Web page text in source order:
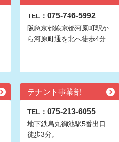
TEL： 075-746-5992
阪急京都線京都河原町駅か
ら河原町通を北へ徒歩4分
テナント事業部
TEL： 075-213-6055
地下鉄烏丸御池駅5番出口
徒歩3分。